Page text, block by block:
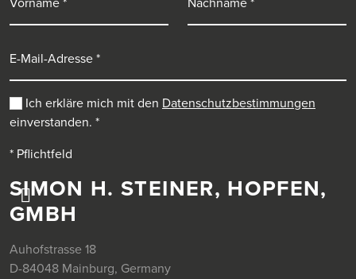
SIMON H. STEINER, HOPFEN,
GMBH
Auhofstrasse 18
D-84048 Mainburg, Germany
Ich erkläre mich mit den Datenschutzbestimmungen
einverstanden. *
* Pflichtfeld